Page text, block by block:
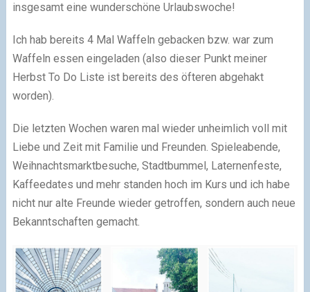
insgesamt eine wunderschöne Urlaubswoche!
Ich hab bereits 4 Mal Waffeln gebacken bzw. war zum
Waffeln essen eingeladen (also dieser Punkt meiner
Herbst To Do Liste ist bereits des öfteren abgehakt
worden).
Die letzten Wochen waren mal wieder unheimlich voll mit
Liebe und Zeit mit Familie und Freunden. Spieleabende,
Weihnachtsmarktbesuche, Stadtbummel, Laternenfeste,
Kaffeedates und mehr standen hoch im Kurs und ich habe
nicht nur alte Freunde wieder getroffen, sondern auch neue
Bekanntschaften gemacht.